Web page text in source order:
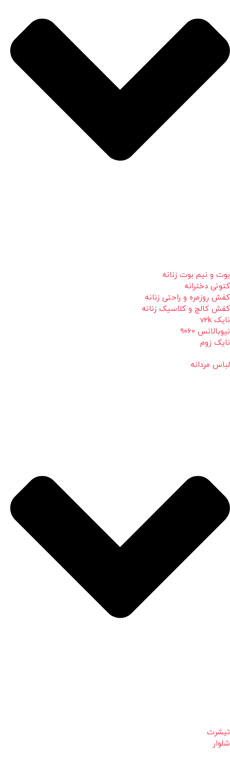
بوت و نیم بوت زنانه
کتونی دخترانه
کفش روزمره و راحتی زنانه
کفش کالج و کلاسیک زنانه
نایک v2k
نیوبالانس 9060
نایک زوم
لباس مردانه
تیشرت
شلوار